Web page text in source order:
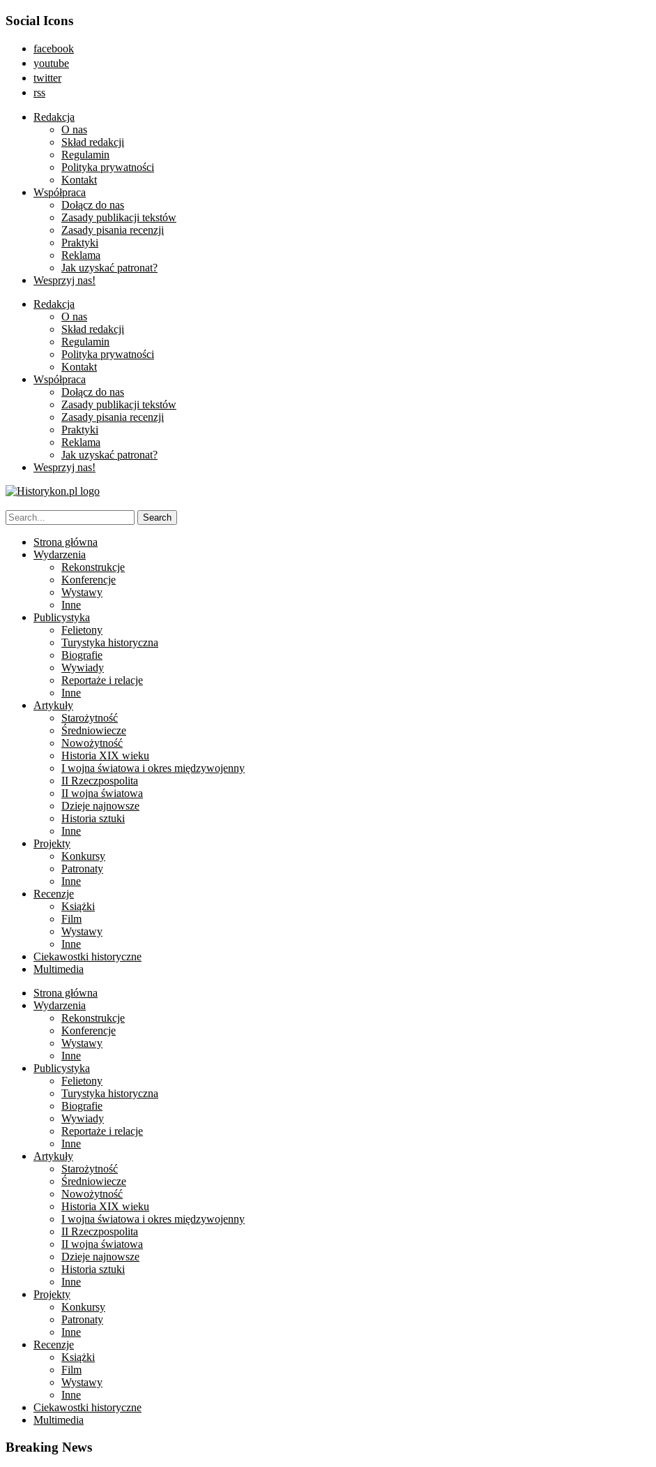
Social Icons
facebook
youtube
twitter
rss
Redakcja
O nas
Skład redakcji
Regulamin
Polityka prywatności
Kontakt
Współpraca
Dołącz do nas
Zasady publikacji tekstów
Zasady pisania recenzji
Praktyki
Reklama
Jak uzyskać patronat?
Wesprzyj nas!
Redakcja
O nas
Skład redakcji
Regulamin
Polityka prywatności
Kontakt
Współpraca
Dołącz do nas
Zasady publikacji tekstów
Zasady pisania recenzji
Praktyki
Reklama
Jak uzyskać patronat?
Wesprzyj nas!
Strona główna
Wydarzenia
Rekonstrukcje
Konferencje
Wystawy
Inne
Publicystyka
Felietony
Turystyka historyczna
Biografie
Wywiady
Reportaże i relacje
Inne
Artykuły
Starożytność
Średniowiecze
Nowożytność
Historia XIX wieku
I wojna światowa i okres międzywojenny
II Rzeczpospolita
II wojna światowa
Dzieje najnowsze
Historia sztuki
Inne
Projekty
Konkursy
Patronaty
Inne
Recenzje
Książki
Film
Wystawy
Inne
Ciekawostki historyczne
Multimedia
Strona główna
Wydarzenia
Rekonstrukcje
Konferencje
Wystawy
Inne
Publicystyka
Felietony
Turystyka historyczna
Biografie
Wywiady
Reportaże i relacje
Inne
Artykuły
Starożytność
Średniowiecze
Nowożytność
Historia XIX wieku
I wojna światowa i okres międzywojenny
II Rzeczpospolita
II wojna światowa
Dzieje najnowsze
Historia sztuki
Inne
Projekty
Konkursy
Patronaty
Inne
Recenzje
Książki
Film
Wystawy
Inne
Ciekawostki historyczne
Multimedia
Breaking News